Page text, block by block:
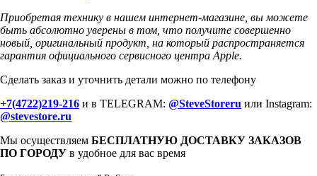
Приобретая технику в нашем интернет-магазине, вы можете
быть абсолютно уверены в том, что получите совершенно
новый, оригинальный продукт, на который распространяется
гарантия официального сервисного центра Apple.
Сделать заказ и уточнить детали можно по телефону
+7(4722)219-216 и в TELEGRAM: @SteveStoreru или Instagram:
@stevestore.ru
Мы осуществляем БЕСПЛАТНУЮ ДОСТАВКУ ЗАКАЗОВ
ПО ГОРОДУ в удобное для вас время